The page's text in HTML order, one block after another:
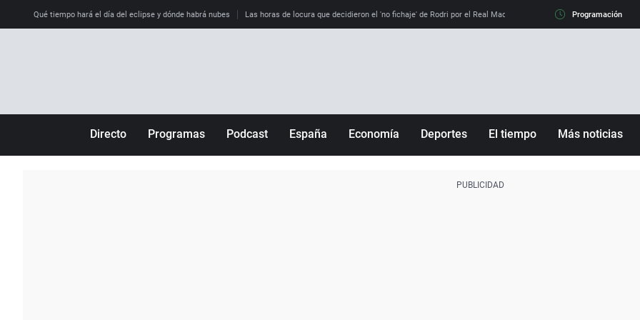
Qué tiempo hará el día del eclipse y dónde habrá nubes Las horas de locura que decidieron el 'no fichaje' de Rodri por el Real Madrid y su 'sí' al Barça La llamada
Programación
Directo Programas Podcast España Economía Deportes El tiempo Más noticias